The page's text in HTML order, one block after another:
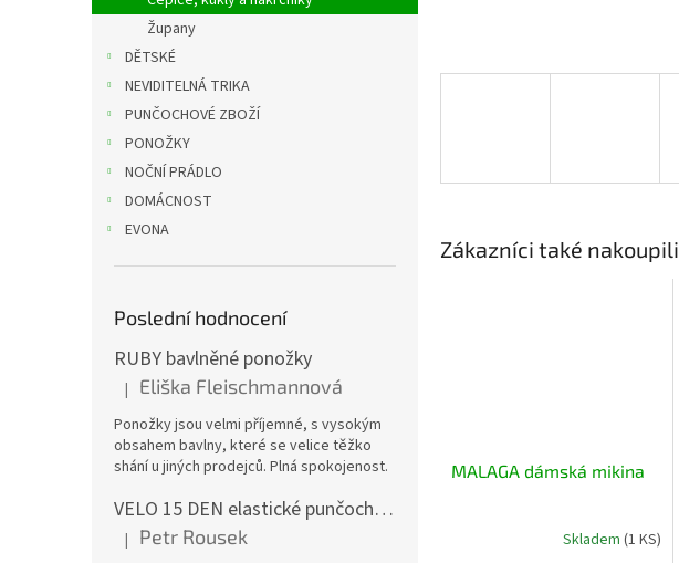
Župany
DĚTSKÉ
NEVIDITELNÁ TRIKA
PUNČOCHOVÉ ZBOŽÍ
PONOŽKY
NOČNÍ PRÁDLO
DOMÁCNOST
EVONA
Poslední hodnocení
RUBY bavlněné ponožky
Hodnocení produktu je 5 z 5 hvězdiček.
| Eliška Fleischmannová
Ponožky jsou velmi příjemné, s vysokým
obsahem bavlny, které se velice těžko
shání u jiných prodejců. Plná spokojenost.
VELO 15 DEN elastické punčochové kalhoty
Hodnocení produktu je 5 z 5 hvězdiček.
| Petr Rousek
Zákazníci také nakoupili
MALAGA dámská mikina
Skladem (1 KS)